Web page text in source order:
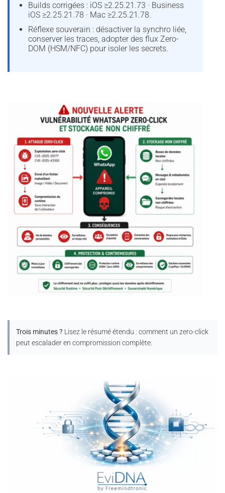
Builds corrigées : iOS ≥2.25.21.73 · Business
iOS ≥2.25.21.78 · Mac ≥2.25.21.78.
Réflexe souverain : désactiver la synchro liée,
conserver les traces, adopter des flux Zero-
DOM (HSM/NFC) pour isoler les secrets.
Trois minutes ? Lisez le résumé étendu : comment un zero-click
peut escalader en compromission complète.